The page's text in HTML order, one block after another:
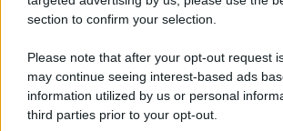
section to confirm your selection.
Please note that after your opt-out request
may continue seeing interest-based ads
information utilized by us or personal
third parties prior to your opt-out.
Gossip e TV è un sito di MASTE S.r.l.
viale Luigi Majno n. 21 - 20129 Milano
P.Iva 10909580960